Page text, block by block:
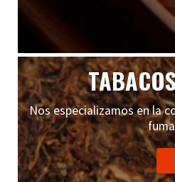
Nos especializamos en la